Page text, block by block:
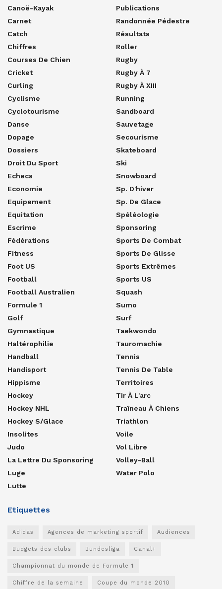
Canoë-Kayak
Carnet
Catch
Chiffres
Courses De Chien
Cricket
Curling
Cyclisme
Cyclotourisme
Danse
Dopage
Dossiers
Droit Du Sport
Echecs
Economie
Equipement
Equitation
Escrime
Fédérations
Fitness
Foot US
Football
Football Australien
Formule 1
Golf
Gymnastique
Haltérophilie
Handball
Handisport
Hippisme
Hockey
Hockey NHL
Hockey S/glace
Insolites
Judo
La Lettre Du Sponsoring
Luge
Lutte
Publications
Randonnée Pédestre
Résultats
Roller
Rugby
Rugby À 7
Rugby À XIII
Running
Sandboard
Sauvetage
Secourisme
Skateboard
Ski
Snowboard
Sp. D'hiver
Sp. De Glace
Spéléologie
Sponsoring
Sports De Combat
Sports De Glisse
Sports Extrêmes
Sports US
Squash
Sumo
Surf
Taekwondo
Tauromachie
Tennis
Tennis De Table
Territoires
Tir À L'arc
Traîneau À Chiens
Triathlon
Voile
Vol Libre
Volley-Ball
Water Polo
Etiquettes
Adidas Agences de marketing sportif Audiences
Budgets des clubs Bundesliga Canal+
Championnat du monde de Formule 1
Chiffre de la semaine Coupe du monde 2010